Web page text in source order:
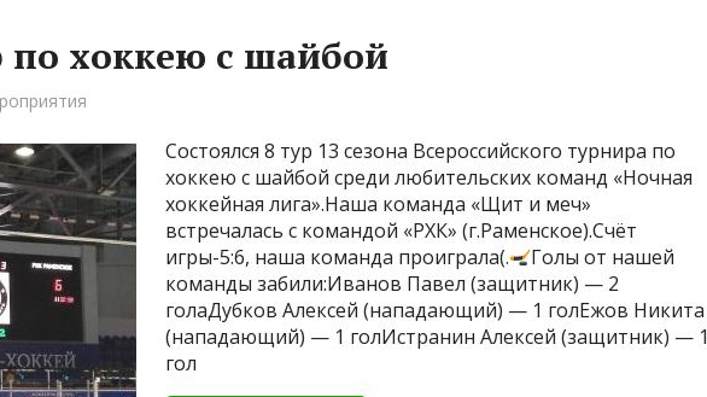
по хоккею с шайбой
Состоялся 8 тур 13 сезона Всероссийского турнира по
хоккею с шайбой среди любительских команд «Ночная
хоккейная лига».Наша команда «Щит и меч»
встречалась с командой «РХК» (г.Раменское).Счёт
игры-5:6, наша команда проиграла(.
Голы от нашей
команды забили:Иванов Павел (защитник) — 2
голаДубков Алексей (нападающий) — 1 голЕжов Никита
(нападающий) — 1 голИстранин Алексей (защитник) — 1
гол